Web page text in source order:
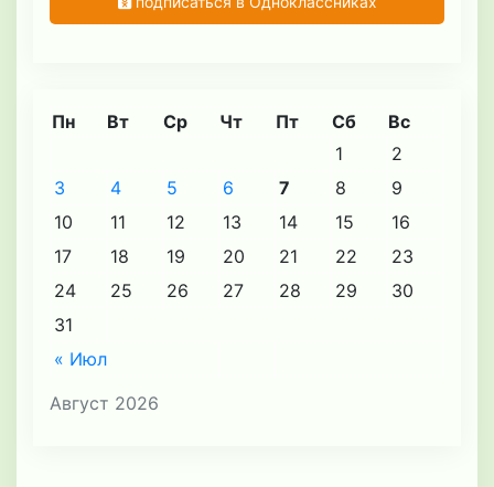
Август 2026
Пн Вт Ср Чт Пт Сб Вс
« Июл
1
2
3
4 5 6 7 8
9
10
11 12 13 14 15
16
17
18 19 20 21 22
23
24
25 26 27 28 29
30
31